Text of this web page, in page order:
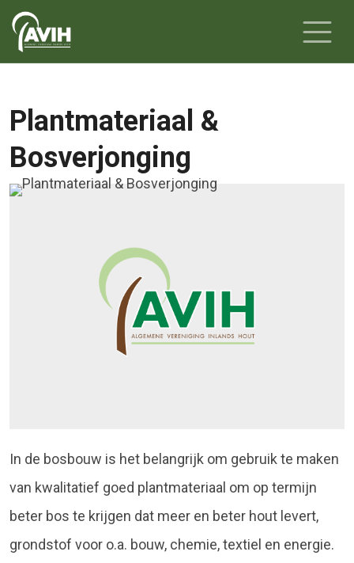
Plantmateriaal &
Bosverjonging
In de bosbouw is het belangrijk om gebruik te maken
van kwalitatief goed plantmateriaal om op termijn
beter bos te krijgen dat meer en beter hout levert,
grondstof voor o.a. bouw, chemie, textiel en energie.